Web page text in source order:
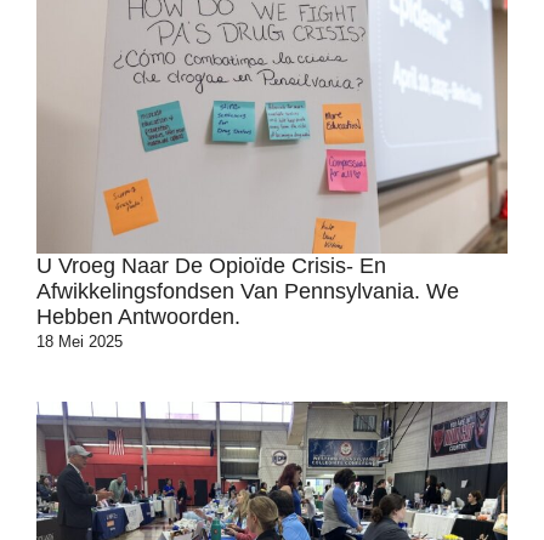
U Vroeg Naar De Opioïde Crisis- En
Afwikkelingsfondsen Van Pennsylvania. We
Hebben Antwoorden.
18 Mei 2025